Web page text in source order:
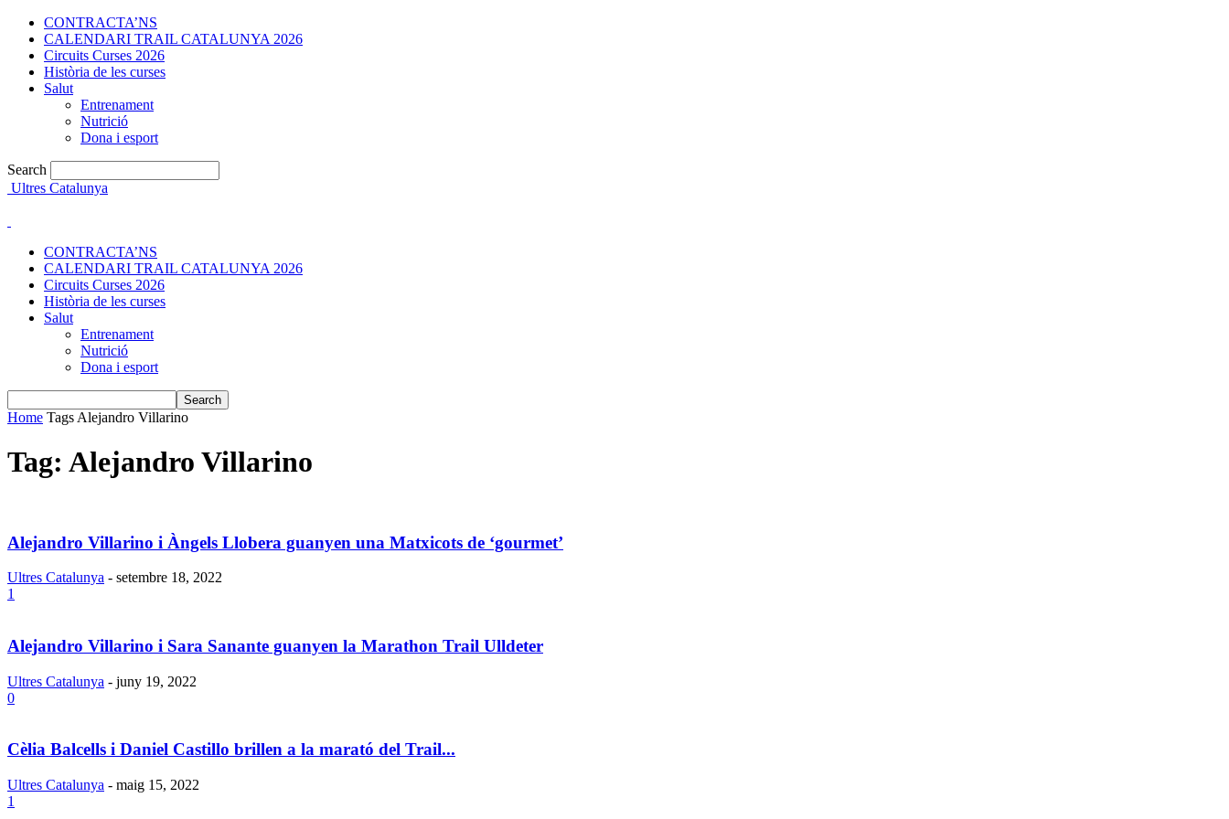
CONTRACTA’NS
CALENDARI TRAIL CATALUNYA 2026
Circuits Curses 2026
Història de les curses
Salut
Entrenament
Nutrició
Dona i esport
Search
Ultres Catalunya
CONTRACTA’NS
CALENDARI TRAIL CATALUNYA 2026
Circuits Curses 2026
Història de les curses
Salut
Entrenament
Nutrició
Dona i esport
Home Tags Alejandro Villarino
Tag: Alejandro Villarino
Alejandro Villarino i Àngels Llobera guanyen una Matxicots de ‘gourmet’
Ultres Catalunya - setembre 18, 2022
1
Alejandro Villarino i Sara Sanante guanyen la Marathon Trail Ulldeter
Ultres Catalunya - juny 19, 2022
0
Cèlia Balcells i Daniel Castillo brillen a la marató del Trail...
Ultres Catalunya - maig 15, 2022
1